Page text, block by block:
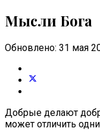
Мысли Бога
Обновлено: 31 мая
Добрые делают
может отличить